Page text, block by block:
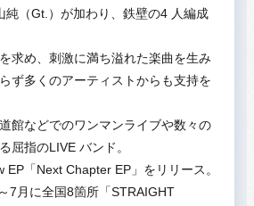
純（Gt.）が加わり、鉄壁の4 人編成
求め、刺激に満ち溢れた楽曲を生み
ず多くのアーティストからも支持を
館などでのワンマンライブや数々の
屈指のLIVE バンド。
「Next Chapter EP」をリリース。
7月に全国8箇所「STRAIGHT